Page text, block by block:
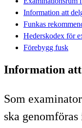
Information att
Funkas
Hederskodex för
Förebygg fusk
Information att
Som
ska